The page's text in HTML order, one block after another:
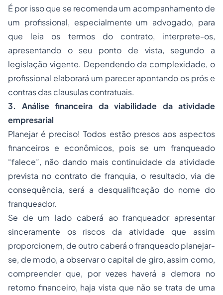
É por isso que se recomenda um acompanhamento de
um profissional, especialmente um advogado, para
que leia os termos do contrato, interprete-os,
apresentando o seu ponto de vista, segundo a
legislação vigente. Dependendo da complexidade, o
profissional elaborará um parecer apontando os prós e
contras das clausulas contratuais.
3. Análise financeira da viabilidade da atividade
empresarial
Planejar é preciso! Todos estão presos aos aspectos
financeiros e econômicos, pois se um franqueado
“falece”, não dando mais continuidade da atividade
prevista no contrato de franquia, o resultado, via de
consequência, será a desqualificação do nome do
franqueador.
Se de um lado caberá ao franqueador apresentar
sinceramente os riscos da atividade que assim
proporcionem, de outro caberá o franqueado planejar-
se, de modo, a observar o capital de giro, assim como,
compreender que, por vezes haverá a demora no
retorno financeiro, haja vista que não se trata de uma